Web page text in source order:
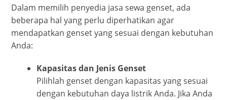
Dalam memilih penyedia jasa sewa genset, ada
beberapa hal yang perlu diperhatikan agar
mendapatkan genset yang sesuai dengan kebutuhan
Anda:
Kapasitas dan Jenis Genset
Pilihlah genset dengan kapasitas yang sesuai
dengan kebutuhan daya listrik Anda. Jika Anda